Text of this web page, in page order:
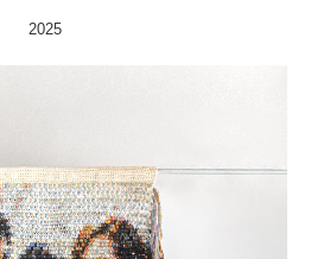
2025